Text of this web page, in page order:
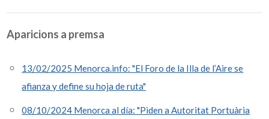
Aparicions a premsa
13/02/2025 Menorca.info: "El Foro de la Illa de l’Aire se
afianza y define su hoja de ruta"
08/10/2024 Menorca al día: "Piden a Autoritat Portuària